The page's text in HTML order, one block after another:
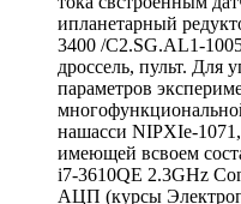
ипланетарный
3400 /C2.SG.AL1-
дроссель, пульт. Для
параметров
нашасси NIPXIe-
имеющей всвоем
i7-3610QE 2.3GHz
АЦП (курсы